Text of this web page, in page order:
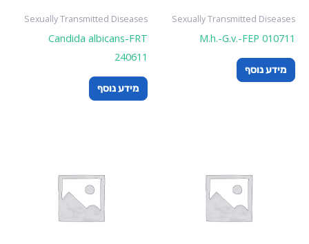
Sexually Transmitted Diseases
M.h.-G.v.-FEP 010711
מידע נוסף
Sexually Transmitted Diseases
Candida albicans-FRT
240611
מידע נוסף